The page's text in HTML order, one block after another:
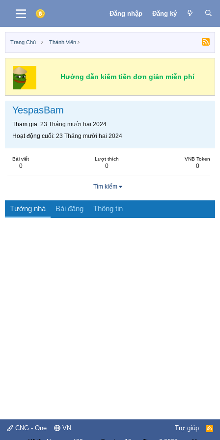
Đăng nhập Đăng ký
Trang Chủ Thành Viên
Hướng dẫn kiếm tiền đơn giản miễn phí
YespasBam
Tham gia 23 Tháng mười hai 2024
Hoạt động cuối 23 Tháng mười hai 2024
Bài viết
0
Lượt thích
0
VNB Token
0
Tìm kiếm
Tường nhà Bài đăng Thông tin
CNG - One VN Trợ giúp
R